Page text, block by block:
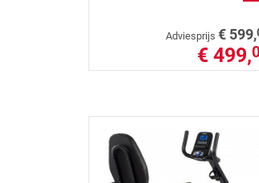
Adviesprijs € 599,
€ 499,